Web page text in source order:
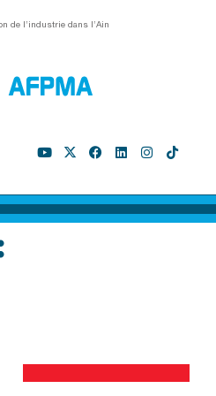
de l’industrie dans l’Ain